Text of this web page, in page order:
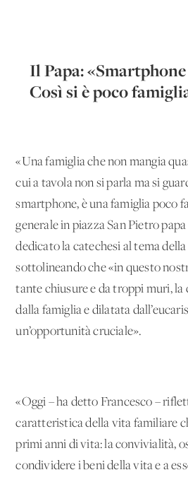
Il Papa:
Così si è poco
«Una famiglia che non mangia
cui a tavola non si parla ma si
smartphone, è una famiglia poco
generale in piazza San Pietro
dedicato la catechesi al tema
sottolineando che «in questo
tante chiusure e da troppi muri,
dalla famiglia e dilatata
un’opportunità cruciale».
«Oggi – ha detto Francesco –
caratteristica della vita familiare
primi anni di vita: la convivialità,
condividere i beni della vita e a